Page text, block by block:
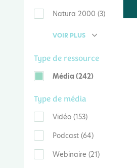
Natura 2000 (3)
VOIR PLUS
Type de ressource
Média (242)
Type de média
Vidéo (153)
Podcast (64)
Webinaire (21)